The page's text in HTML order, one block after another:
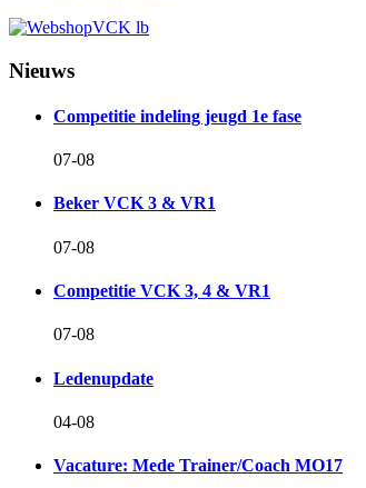
Nieuws
Competitie indeling jeugd 1e fase
07-08
Beker VCK 3 & VR1
07-08
Competitie VCK 3, 4 & VR1
07-08
Ledenupdate
04-08
Vacature: Mede Trainer/Coach MO17